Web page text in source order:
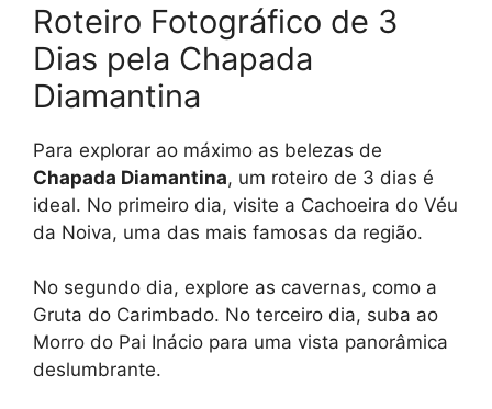
Roteiro Fotográfico de 3
Dias pela Chapada
Diamantina
Para explorar ao máximo as belezas de
Chapada Diamantina, um roteiro de 3 dias é
ideal. No primeiro dia, visite a Cachoeira do Véu
da Noiva, uma das mais famosas da região.
No segundo dia, explore as cavernas, como a
Gruta do Carimbado. No terceiro dia, suba ao
Morro do Pai Inácio para uma vista panorâmica
deslumbrante.